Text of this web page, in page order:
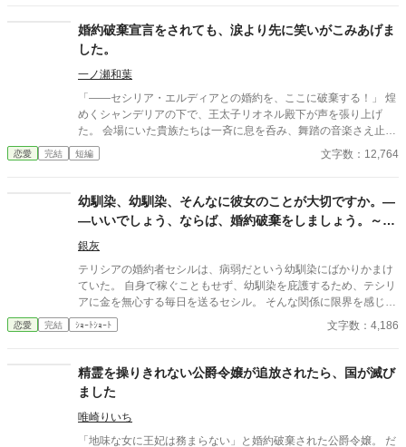
はもう遅い。 積み上げてきた信用は、静かに崩れていく。 一方で
私は、王妃のもとへ。 今さら引き止められても、遅いのです。
婚約破棄宣言をされても、涙より先に笑いがこみあげま
した。
一ノ瀬和葉
「――セシリア・エルディアとの婚約を、ここに破棄する！」 煌
めくシャンデリアの下で、王太子リオネル殿下が声を張り上げ
た。 会場にいた貴族たちは一斉に息を呑み、舞踏の音楽さえ止ま
る。 ……ああ、やっと来たか。 婚約破棄。断罪。悪役令嬢への審
判。 ここで私は泣き崩れ、殿下に縋りつき、噂通りの醜態をさら
念。 私の胸に込みあげてきたのは、涙ではなく、笑いだった。
（だって……ようやく自由になれるんですもの） その瞬間の私の
顔を、誰も「悪役令嬢」とは呼べなかったはずだ。 なろう、カク
ヨム様でも投稿しています。 なろう日間２０位 ２５０００PV
感謝です。 ※ご都合注意。後日談の方を一部修正しました。
恋愛 完結 短編 文字数：12,764
幼馴染、幼馴染、そんなに彼女のことが大切ですか。―
―いいでしょう、ならば、婚約破棄をしましょう。～病
弱な幼馴染の彼女は、実は……～
銀灰
テリシアの婚約者セシルは、病弱だという幼馴染にばかりかまけ
ていた。 自身で稼ぐこともせず、幼馴染を庇護するため、テシリ
アに金を無心する毎日を送るセシル。 そんな関係に限界を感じ、
テリシアはセシルに婚約破棄を突き付けた。 テリシアに見捨てら
れたセシルは、てっきりその幼馴染と添い遂げると思われたが―
た！？ はたして、物語の結末は――？
恋愛 完結 ｼｮｰﾄｼｮｰﾄ 文字数：4,186
精霊を操りきれない公爵令嬢が追放されたら、国が滅び
ました
唯崎りいち
「地味な女に王妃は務まらない」と婚約破棄された公爵令嬢。 だ